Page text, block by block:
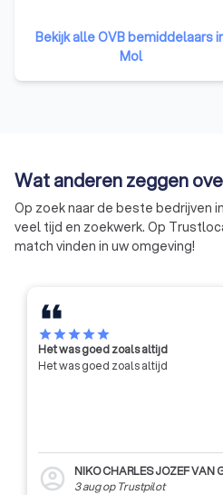
beroepsorganisatie de belangen
van de advocatuur in haar
contacten met de overheden.
Bekijk alle OVB bemiddelaars
Mol
Wat anderen zeggen
Op zoek naar de beste bedrijven
veel tijd en zoekwerk. Op
match vinden in uw omgeving!
starstarstarstarstar
Het was goed zoals altijd
Het was goed zoals altijd
account_circle
NIKO CHARLES JOZEF VAN
3 augop Trustpilot